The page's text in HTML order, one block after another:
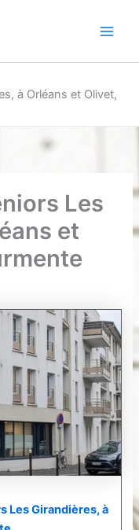
à Orléans et Olivet,
Les
et
Les Girandières, à